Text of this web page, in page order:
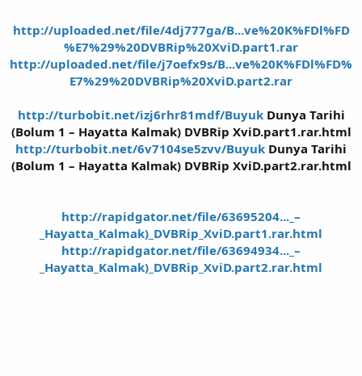
http://uploaded.net/file/4dj777ga/B...ve%20K%FDl%FD
%E7%29%20DVBRip%20XviD.part1.rar
http://uploaded.net/file/j7oefx9s/B...ve%20K%FDl%FD%
E7%29%20DVBRip%20XviD.part2.rar
http://turbobit.net/izj6rhr81mdf/BuyukDunya Tarihi
(Bolum 1 – Hayatta Kalmak) DVBRip XviD.part1.rar.html
http://turbobit.net/6v7104se5zvv/Buyuk Dunya Tarihi
(Bolum 1 – Hayatta Kalmak) DVBRip XviD.part2.rar.html
http://rapidgator.net/file/63695204..._–
_Hayatta_Kalmak)_DVBRip_XviD.part1.rar.html
http://rapidgator.net/file/63694934..._–
_Hayatta_Kalmak)_DVBRip_XviD.part2.rar.html